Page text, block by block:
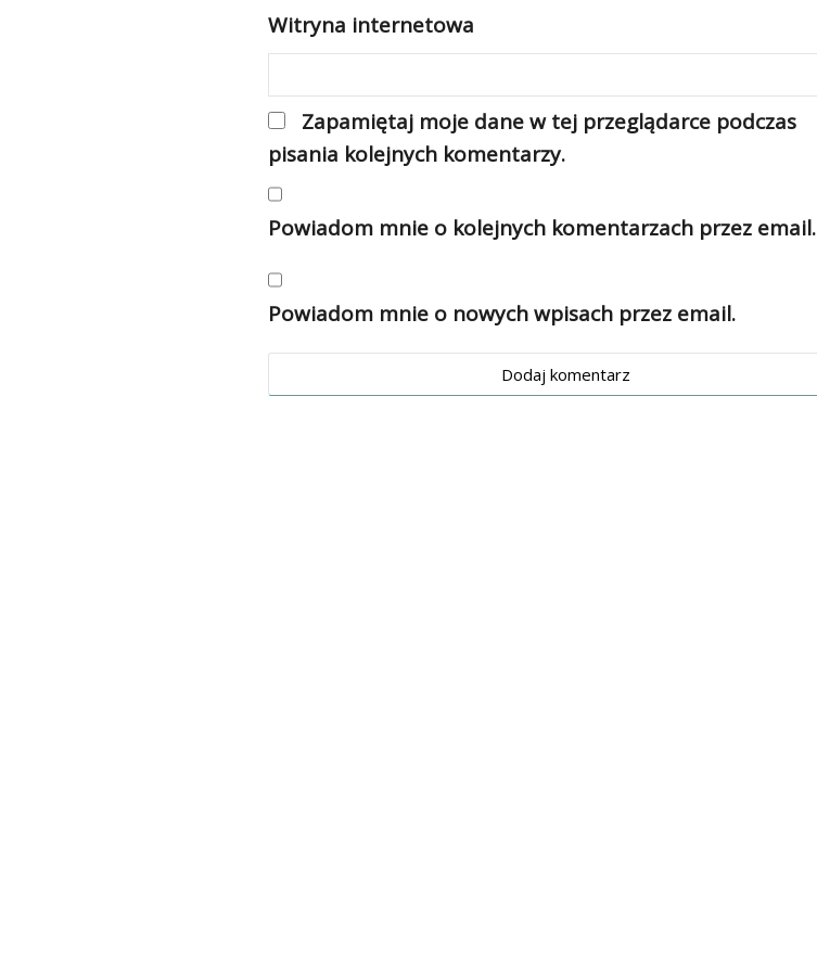
Witryna internetowa
Zapamiętaj moje dane w tej przeglądarce podczas
pisania kolejnych komentarzy.
Powiadom mnie o kolejnych komentarzach przez email.
Powiadom mnie o nowych wpisach przez email.